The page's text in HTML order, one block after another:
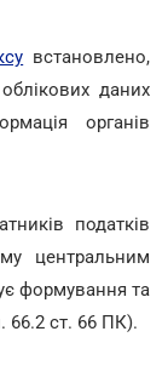
встановлено,
даних
органів
податків
центральним
формування та
66.2 ст. 66 ПК).